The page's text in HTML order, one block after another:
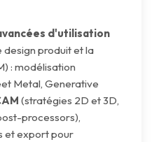
d'utilisation
design produit et la
: modélisation
Metal, Generative
(stratégies 2D et 3D,
processors),
et export pour